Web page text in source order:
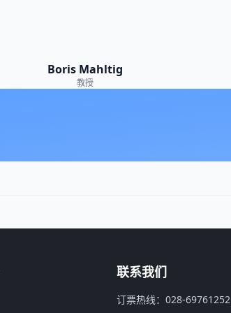
Boris Mahltig
教授
联系我们
订票热线：028-69761252